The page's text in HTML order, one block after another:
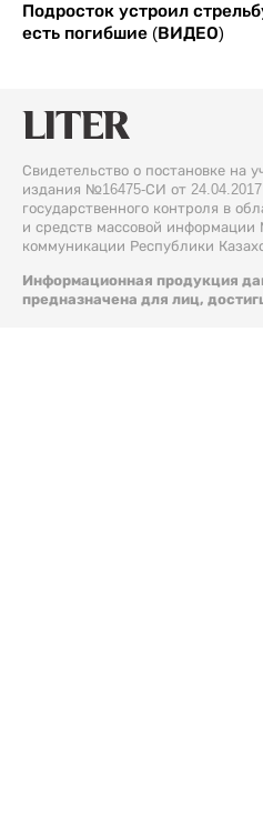
Подросток устроил
есть погибшие (ВИДЕО)
Свидетельство о постановке на
издания №16475-СИ от
государственного контроля в
и средств массовой
коммуникации Республики
Информационная продукция
предназначена для лиц,